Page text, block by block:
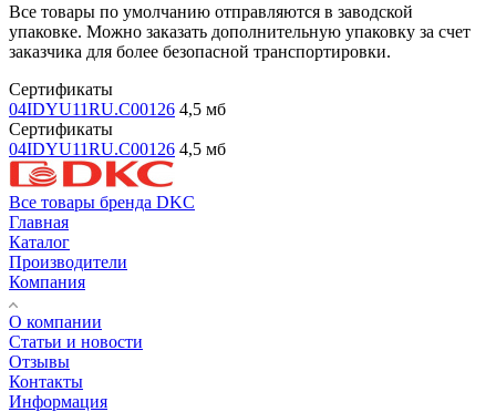
Все товары по умолчанию отправляются в заводской
упаковке. Можно заказать дополнительную упаковку за счет
заказчика для более безопасной транспортировки.
Сертификаты
04IDYU11RU.C00126 4,5 мб
Сертификаты
04IDYU11RU.C00126 4,5 мб
Все товары бренда DKC
Главная
Каталог
Производители
Компания
О компании
Статьи и новости
Отзывы
Контакты
Информация